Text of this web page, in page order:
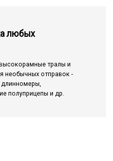
любых
тралы и
необычных отправок -
полуприцепы и др.